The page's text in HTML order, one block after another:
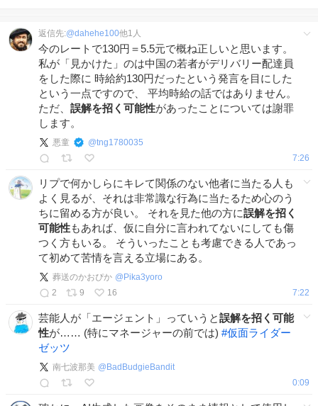
返信先:@dahehe100他1 人
今のレートで130円＝5.5元で概ね正しいと思います。
私が「見かけた」のは中国の若者がデリバリー配達員
をした際に 時給約130円だったという発言を目にした
という一点ですので、 平均時給の話ではありません。
ただ、 誤解を招く可能性があったことについては謝罪
します。
悪童 @tng1780035
7:26
リプで何かしらにキレて関係のない他者に当たる人も
よく見るが、それは非常識な行為に当たるため心のう
ちに留める方が良い。 それを見た他の方に誤解を招く
可能性もあれば、仮に自分に言われてないにしても傷
つく方もいる。 そういったことも考慮できる人であっ
て初めて苦情を言える立場にある。
葬送のかおぴか @ Pika3yoro
2
9 16 7:22
芸能人が「エージェント」っていうと誤解を招く可能
性が…… (特にマネージャーの前では) #仮面ライダー
ゼッツ
南七波那美 @ BadBudgieBandit
0:09